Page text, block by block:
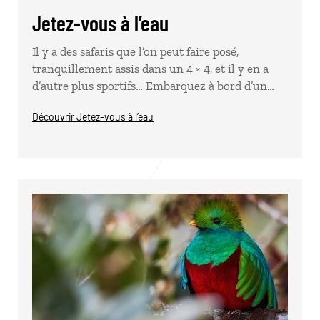
Jetez-vous à l’eau
Il y a des safaris que l’on peut faire posé,
tranquillement assis dans un 4 × 4, et il y en a
d’autre plus sportifs… Embarquez à bord d’un…
Découvrir Jetez-vous à l’eau